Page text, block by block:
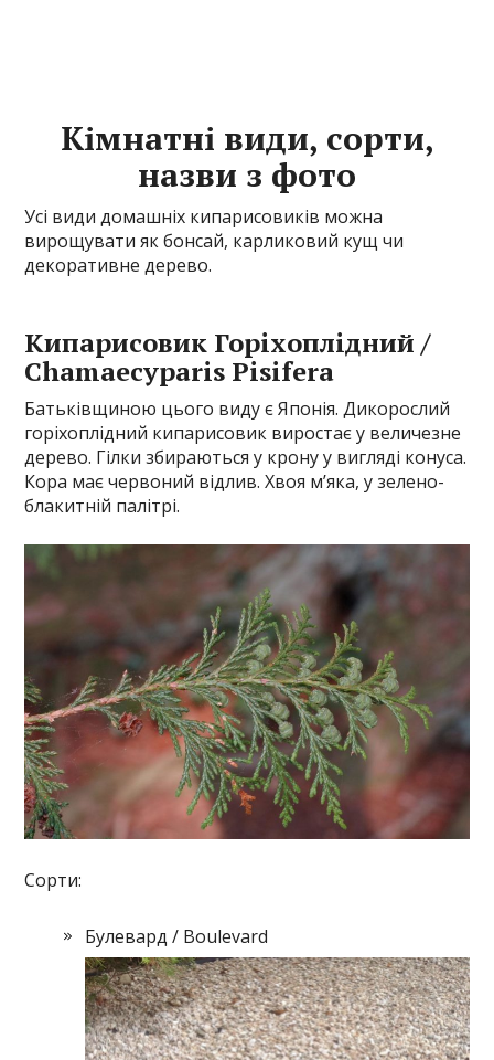
Кімнатні види, сорти,
назви з фото
Усі види домашніх кипарисовиків можна
вирощувати як бонсай, карликовий кущ чи
декоративне дерево.
Кипарисовик Горіхоплідний /
Chamaecyparis Pisifera
Батьківщиною цього виду є Японія. Дикорослий
горіхоплідний кипарисовик виростає у величезне
дерево. Гілки збираються у крону у вигляді конуса.
Кора має червоний відлив. Хвоя м’яка, у зелено-
блакитній палітрі.
Сорти:
Булевард / Boulevard